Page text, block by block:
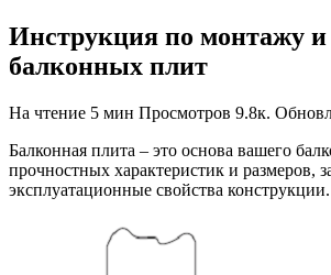
Инструкция по монтажу и
балконных плит
На чтение 5 мин Просмотров 9.8к.
Балконная плита – это основа вашего
прочностных характеристик и размеров,
эксплуатационные свойства конструкции.